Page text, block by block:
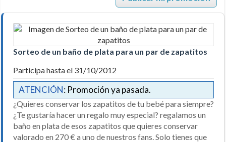
Sorteo de un baño de plata para un par de zapatitos
Participa hasta el 31/10/2012
ATENCIÓN: Promoción ya pasada.
¿Quieres conservar los zapatitos de tu bebé para siempre?
¿Te gustaría hacer un regalo muy especial? regalamos un
baño en plata de esos zapatitos que quieres conservar
valorado en 270 € a uno de nuestros fans. Solo tienes que